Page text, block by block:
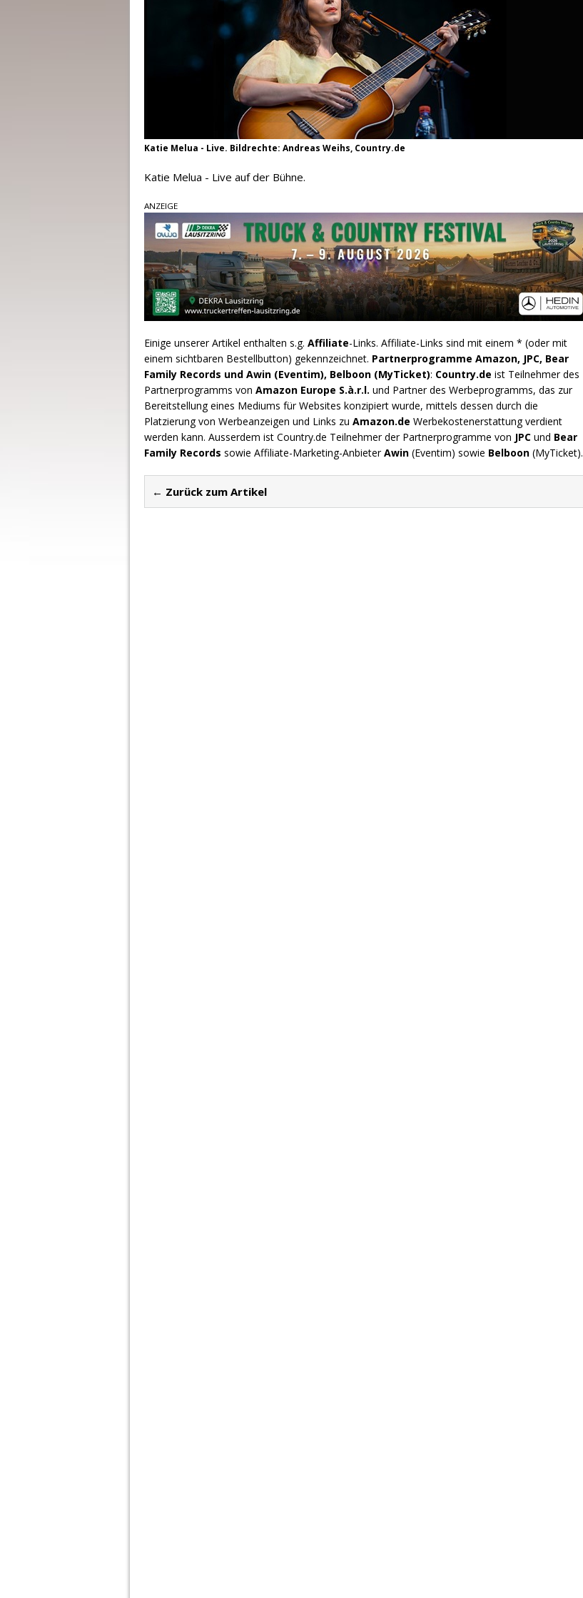
Katie Melua - Live. Bildrechte: Andreas Weihs, Country.de
Katie Melua - Live auf der Bühne.
ANZEIGE
Einige unserer Artikel enthalten s.g. Affiliate-Links. Affiliate-Links sind mit einem * (oder mit
einem sichtbaren Bestellbutton) gekennzeichnet. Partnerprogramme Amazon, JPC, Bear
Family Records und Awin (Eventim), Belboon (MyTicket): Country.de ist Teilnehmer des
Partnerprogramms von Amazon Europe S.à.r.l. und Partner des Werbeprogramms, das zur
Bereitstellung eines Mediums für Websites konzipiert wurde, mittels dessen durch die
Platzierung von Werbeanzeigen und Links zu Amazon.de Werbekostenerstattung verdient
werden kann. Ausserdem ist Country.de Teilnehmer der Partnerprogramme von JPC und Bear
Family Records sowie Affiliate-Marketing-AnbieterAwin (Eventim) sowie Belboon (MyTicket).
← Zurück zum Artikel